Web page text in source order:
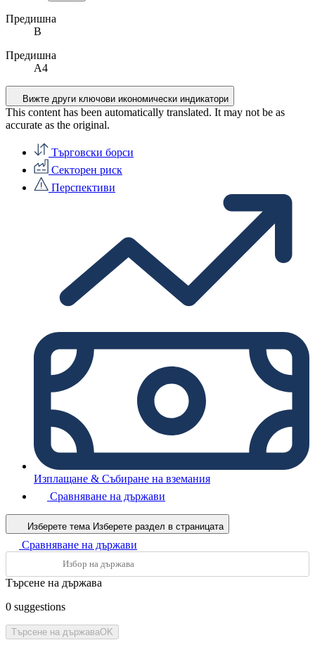
Предишна
B
Предишна
A4
Вижте други ключови икономически индикатори
This content has been automatically translated. It may not be as
accurate as the original.
Търговски борси
Секторен риск
Перспективи
Изплащане & Събиране на вземания
Сравняване на държави
Изберете тема Изберете раздел в страницата
Сравняване на държави
Търсене на държава
0 suggestions
Търсене на държаваOK